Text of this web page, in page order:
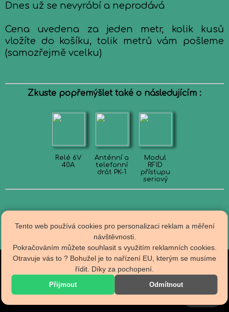
Dnes už se nevyrábí a neprodává
Cena uvedena za jeden metr, kolik kusů
vložíte do košíku, tolik metrů vám pošleme
(samozřejmě vcelku)
Zkuste popřemýšlet také o následujícím :
Relé 6V
40A
Anténní a
telefonní
drát PK-1
Modul
RFID
přístupu
seriový
R A D I O T E C H N A
specializovaný E-Shop
shop@radiotechna.cz
Doprava Kontakty
Zpracování os.údajů
Nastavení cookies
Tento web používá cookies pro personalizaci reklam a měření
návštěvnosti.
Pokračováním můžete souhlasit s využitím reklamních cookies.
Otravuje vás to ? Bohužel je to nařízení EU, kterým se musíme
řídit. Díky za pochopení.
Přijmout
Odmítnout